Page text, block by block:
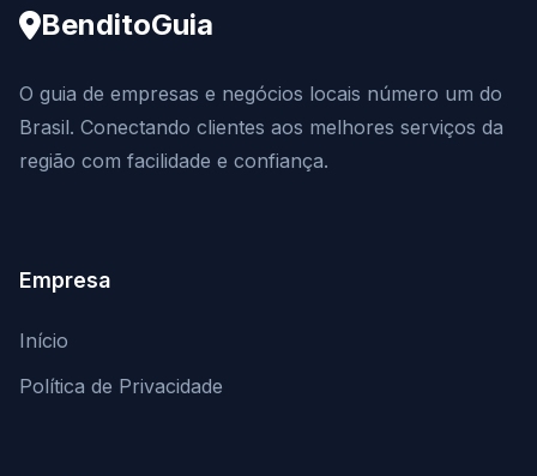
BenditoGuia
O guia de empresas e negócios locais número um do
Brasil. Conectando clientes aos melhores serviços da
região com facilidade e confiança.
Empresa
Início
Política de Privacidade